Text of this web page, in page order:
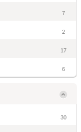
7
2
17
6
30